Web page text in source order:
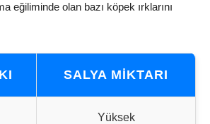
eğiliminde olan bazı köpek ırklarını
SALYA MIKTARI
Yüksek